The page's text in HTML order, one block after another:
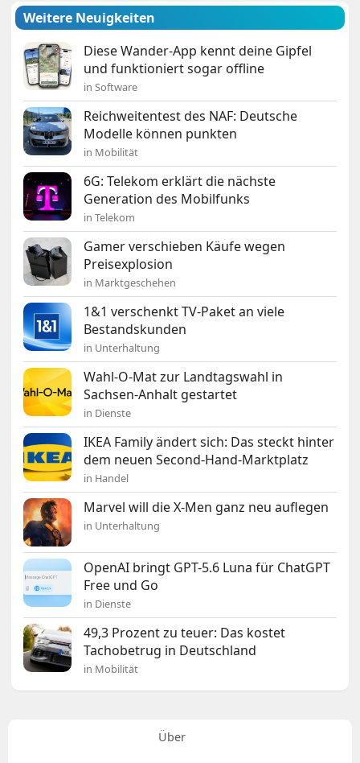
Weitere Neuigkeiten
Diese Wander-App kennt deine Gipfel
und funktioniert sogar offline
in Software
Reichweitentest des NAF: Deutsche
Modelle können punkten
in Mobilität
6G: Telekom erklärt die nächste
Generation des Mobilfunks
in Telekom
Gamer verschieben Käufe wegen
Preisexplosion
in Marktgeschehen
1&1 verschenkt TV-Paket an viele
Bestandskunden
in Unterhaltung
Wahl-O-Mat zur Landtagswahl in
Sachsen-Anhalt gestartet
in Dienste
IKEA Family ändert sich: Das steckt hinter
dem neuen Second-Hand-Marktplatz
in Handel
Marvel will die X-Men ganz neu auflegen
in Unterhaltung
OpenAI bringt GPT-5.6 Luna für ChatGPT
Free und Go
in Dienste
49,3 Prozent zu teuer: Das kostet
Tachobetrug in Deutschland
in Mobilität
Über